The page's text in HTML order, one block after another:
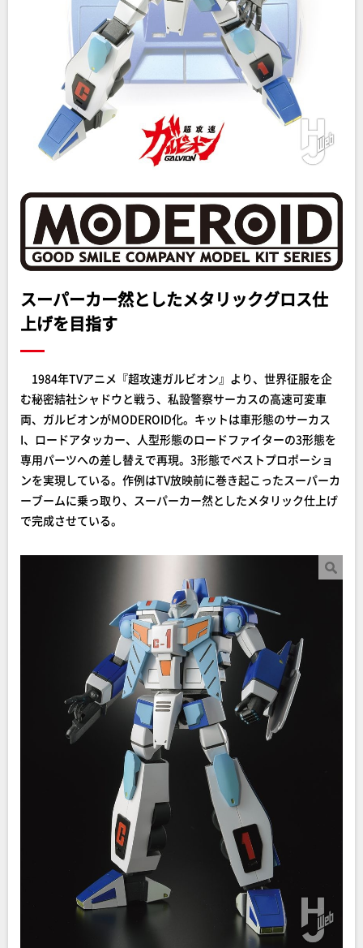
スーパーカー然としたメタリックグロス仕
上げを目指す
1984年TVアニメ『超攻速ガルビオン』より、世界征服を企
む秘密結社シャドウと戦う、私設警察サーカスの高速可変車
両、ガルビオンがMODEROID化。キットは車形態のサーカス
I、ロードアタッカー、人型形態のロードファイターの3形態を
専用パーツへの差し替えで再現。3形態でベストプロポーショ
ンを実現している。作例はTV放映前に巻き起こったスーパーカ
ーブームに乗っ取り、スーパーカー然としたメタリック仕上げ
で完成させている。